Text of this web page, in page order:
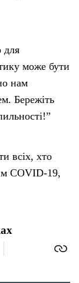
для
може бути
нам
Бережіть
всіх, хто
COVID-19,